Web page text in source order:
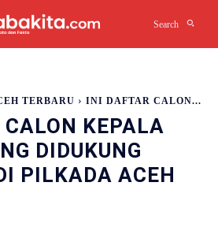
Search
TERBARU INI DAFTAR CALON...
KEPALA
DIDUKUNG
PILKADA ACEH